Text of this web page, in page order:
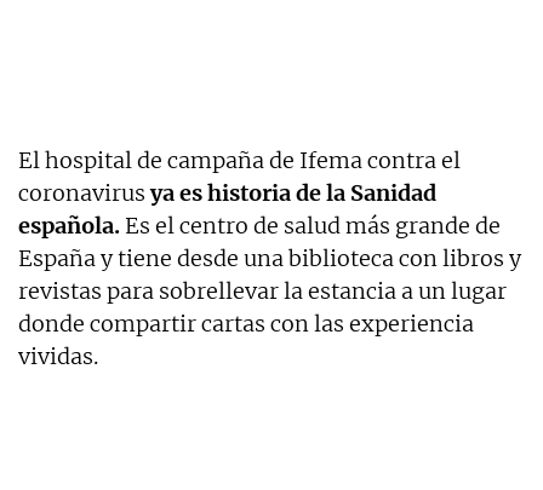
El hospital de campaña de Ifema contra el
coronavirusya es historia de la Sanidad
española. Es el centro de salud más grande de
España y tiene desde una biblioteca con libros y
revistas para sobrellevar la estancia a un lugar
donde compartir cartas con las experiencia
vividas.